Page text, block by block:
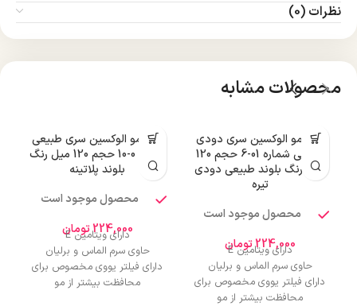
نظرات (0)
محصولات مشابه
رنگ مو الوکسین سری دودی
طبیعی شماره 01-6 حجم 120
میل رنگ بلوند طبیعی دودی
تیره
محصول موجود است
224,000تومان
دارای ویتامین E
حاوی سرم الماس و برلیان
دارای فیلتر یووی مخصوص برای
محافظت بیشتر از مو
رنگ مو الوکسین سری طبیعی
شماره 0-10 حجم 120 میل رنگ
بلوند پلاتینه
محصول موجود است
224,000تومان
دارای ویتامین E
حاوی سرم الماس و برلیان
دارای فیلتر یووی مخصوص برای
محافظت بیشتر از مو